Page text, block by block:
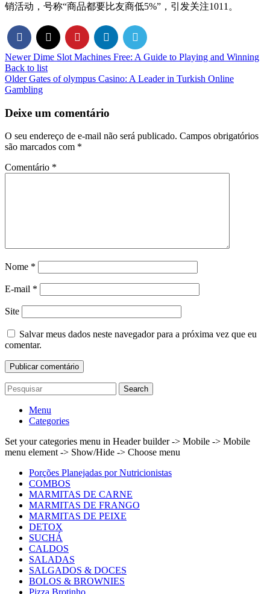
销活动，号称“商品都要比友商低5%”，引发关注1011。
Newer Dime Slot Machines Free: A Guide to Playing and Winning
Back to list
Older Gates of olympus Casino: A Leader in Turkish Online
Gambling
Deixe um comentário
O seu endereço de e-mail não será publicado. Campos obrigatórios
são marcados com *
Comentário *
Nome *
E-mail *
Site
Salvar meus dados neste navegador para a próxima vez que eu
comentar.
Search
Menu
Categories
Set your categories menu in Header builder -> Mobile -> Mobile
menu element -> Show/Hide -> Choose menu
Porções Planejadas por Nutricionistas
COMBOS
MARMITAS DE CARNE
MARMITAS DE FRANGO
MARMITAS DE PEIXE
DETOX
SUCHÁ
CALDOS
SALADAS
SALGADOS & DOCES
BOLOS & BROWNIES